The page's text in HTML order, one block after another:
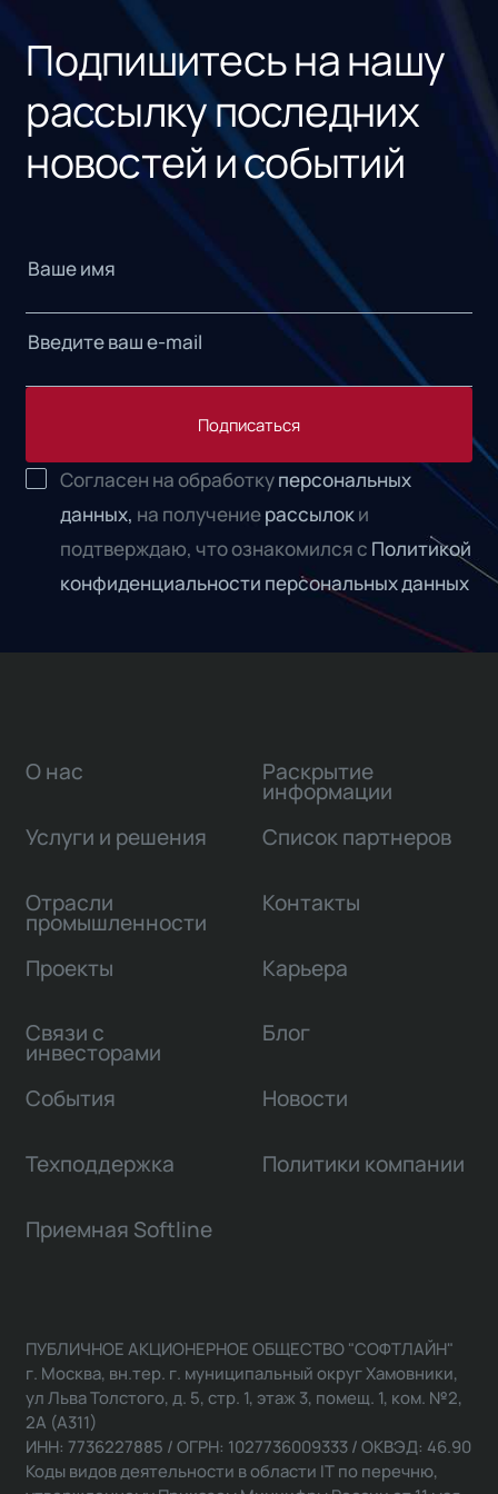
Подпишитесь на нашу
рассылку последних
новостей и событий
Подписаться
Согласен на обработкуперсональных
данных, на получениерассылоки
подтверждаю, что ознакомился с Политикой
конфиденциальности персональных данных
О нас
Услуги и решения
Отрасли
промышленности
Проекты
Связи с
инвесторами
Раскрытие
информации
Список партнеров
Контакты
Карьера
Блог
События Новости
Техподдержка Политики компании
Приемная Softline
ПУБЛИЧНОЕ АКЦИОНЕРНОЕ ОБЩЕСТВО "СОФТЛАЙН"
г. Москва, вн.тер. г. муниципальный округ Хамовники,
ул Льва Толстого, д. 5, стр. 1, этаж 3, помещ. 1, ком. №2,
2А (А311)
ИНН: 7736227885 / ОГРН: 1027736009333 / ОКВЭД: 46.90
Коды видов деятельности в области IT по перечню,